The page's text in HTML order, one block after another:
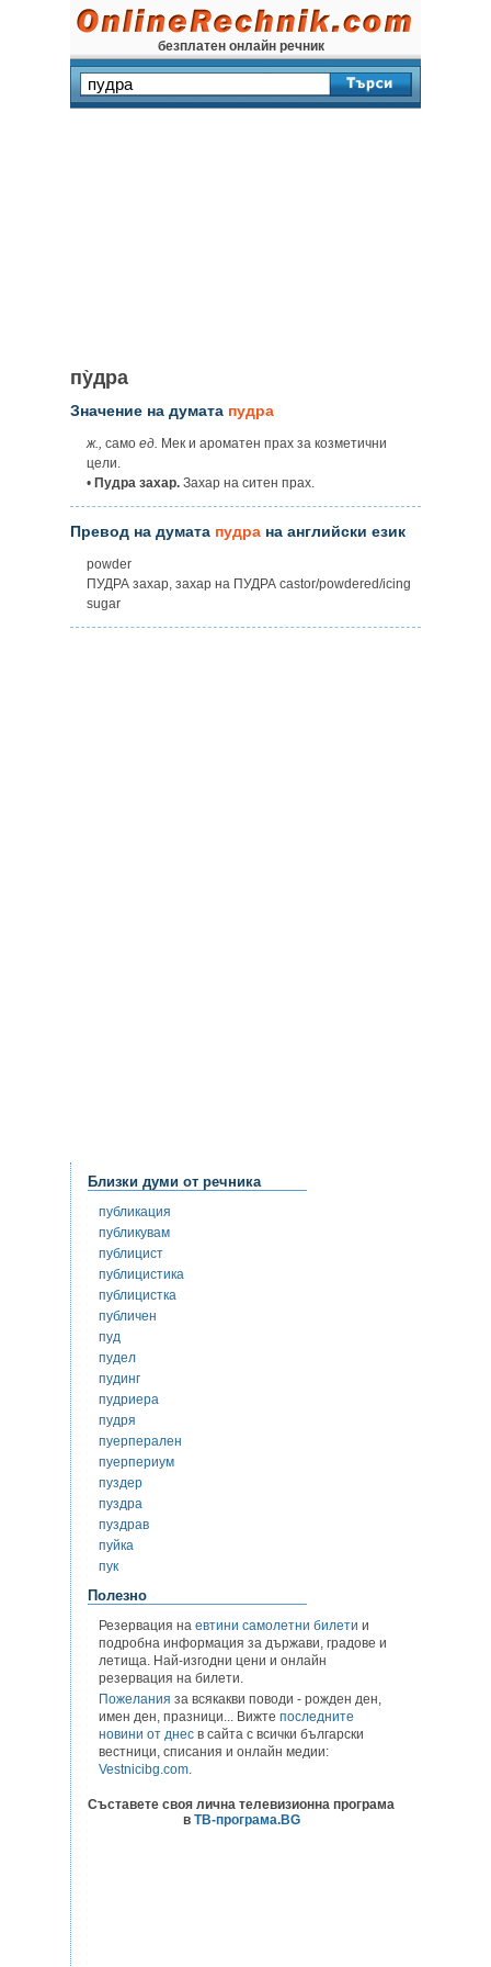
безплатен онлайн речник
пу̀дра
Значение на думата пудра
ж., само ед. Мек и ароматен прах за козметични
цели.
• Пудра захар. Захар на ситен прах.
Превод на думата пудра на английски език
powder
ПУДРА захар, захар на ПУДРА castor/powdered/icing
sugar
Близки думи от речника
публикация
публикувам
публицист
публицистика
публицистка
публичен
пуд
пудел
пудинг
пудриера
пудря
пуерперален
пуерпериум
пуздер
пуздра
пуздрав
пуйка
пук
Полезно
Резервация на евтини самолетни билети и
подробна информация за държави, градове и
летища. Най-изгодни цени и онлайн
резервация на билети.
Пожелания за всякакви поводи - рожден ден,
имен ден, празници... Вижте последните
новини от днес в сайта с всички български
вестници, списания и онлайн медии:
Vestnicibg.com.
Съставете своя лична телевизионна програма
в ТВ-програма.BG